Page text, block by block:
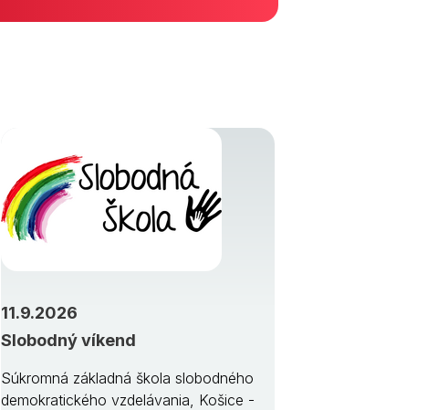
Slobodný víkend
11.9.2026
Súkromná základná škola slobodného
demokratického vzdelávania, Košice -